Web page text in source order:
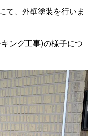
て、外壁塗装を行いま
ング工事)の様子につ